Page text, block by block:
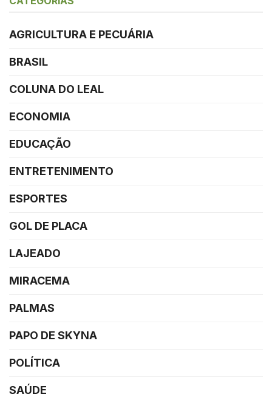
AGRICULTURA E PECUÁRIA
BRASIL
COLUNA DO LEAL
ECONOMIA
EDUCAÇÃO
ENTRETENIMENTO
ESPORTES
GOL DE PLACA
LAJEADO
MIRACEMA
PALMAS
PAPO DE SKYNA
POLÍTICA
SAÚDE